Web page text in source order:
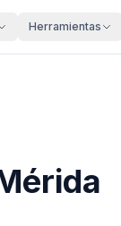
Herramientas